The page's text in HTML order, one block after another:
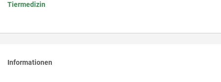
Tiermedizin
Informationen